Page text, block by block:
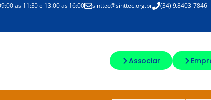
as 11:30 e 13:00 as 16:00 sinttec@sinttec.org.br (34) 9.8403-7846
Associar